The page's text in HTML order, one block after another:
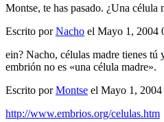
Montse, te has pasado. ¿Una célula
Escrito porNacho el Mayo 1, 2004
ein? Nacho, células madre tienes
embrión no es «una célula madre».
Escrito porMontse el Mayo 1,
http://www.embrios.org/celulas.htm